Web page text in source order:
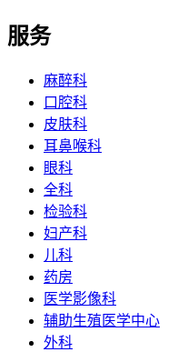
服务
麻醉科
口腔科
皮肤科
耳鼻喉科
眼科
全科
检验科
妇产科
儿科
药房
医学影像科
辅助生殖医学中心
外科